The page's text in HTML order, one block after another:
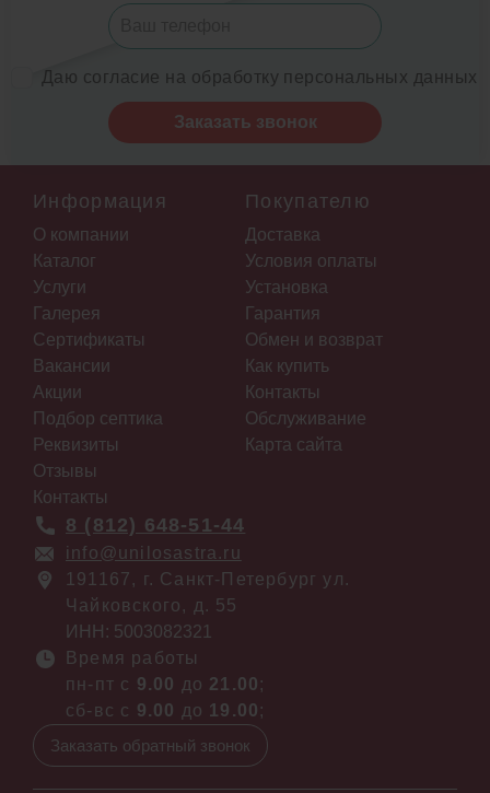
Даю согласие на обработку персональных данных
Заказать звонок
Информация
О компании
Каталог
Услуги
Галерея
Сертификаты
Вакансии
Акции
Подбор септика
Реквизиты
Отзывы
Контакты
Покупателю
Доставка
Условия оплаты
Установка
Гарантия
Обмен и возврат
Как купить
Контакты
Обслуживание
Карта сайта
8 (812) 648-51-44
info@unilosastra.ru
191167, г. Санкт-Петербург ул.
Чайковского, д. 55
ИНН: 5003082321
Время работы
пн-пт с 9.00 до 21.00 ;
сб-вс с 9.00 до 19.00 ;
Заказать обратный звонок